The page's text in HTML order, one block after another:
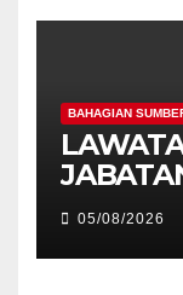
BAHAGIAN
KE
UniSZA
05/08/2026